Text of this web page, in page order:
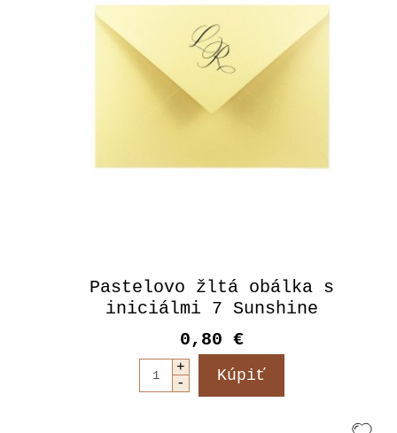
Pastelovo žltá obálka s
iniciálmi 7 Sunshine
0,80 €